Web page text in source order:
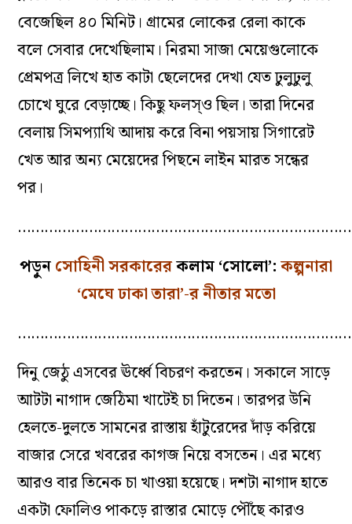
বেজেছিল ৪০ মিনিট। গ্রামের লোকের রেলা কাকে
বলে সেবার দেখেছিলাম। নিরমা সাজা মেয়েগুলোকে
প্রেমপত্র লিখে হাত কাটা ছেলেদের দেখা যেত ঢুলুঢুলু
চোখে ঘুরে বেড়াচ্ছে। কিছু ফলস্ও ছিল। তারা দিনের
বেলায় সিমপ্যাথি আদায় করে বিনা পয়সায় সিগারেট
খেত আর অন্য মেয়েদের পিছনে লাইন মারত সন্ধের
পর।
পড়ুনসোহিনী সরকারেরকলাম ‘সোলো’:কল্পনারা
‘মেঘে ঢাকা তারা’-র নীতার মতো
দিনু জেঠু এসবের ঊর্ধ্বে বিচরণ করতেন। সকালে সাড়ে
আটটা নাগাদ জেঠিমা খাটেই চা দিতেন। তারপর উনি
হেলতে-দুলতে সামনের রাস্তায় হাঁটুরেদের দাঁড় করিয়ে
বাজার সেরে খবরের কাগজ নিয়ে বসতেন। এর মধ্যে
আরও বার তিনেক চা খাওয়া হয়েছে। দশটা নাগাদ হাতে
একটা ফোলিও পাকড়ে রাস্তার মোড়ে পৌঁছে কারও